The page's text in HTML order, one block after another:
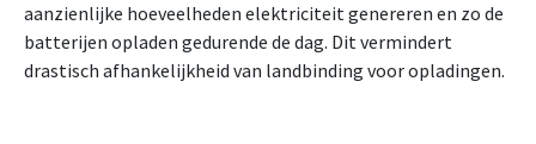
aanzienlijke hoeveelheden elektriciteit genereren en zo de
batterijen opladen gedurende de dag. Dit vermindert
drastisch afhankelijkheid van landbinding voor opladingen.